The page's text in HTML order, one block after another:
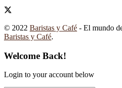
© 2022 Baristas y Café - El mundo
Baristas y Café.
Welcome Back!
Login to your account below